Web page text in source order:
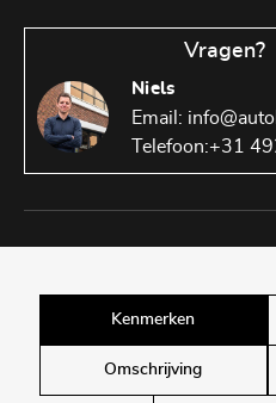
Vragen?
Niels
Email:
Telefoon:+31
Kenmerken
Omschrijving